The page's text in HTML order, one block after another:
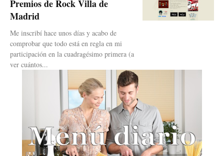
Premios de Rock Villa de
Madrid
Me inscribí hace unos días y acabo de
comprobar que todo está en regla en mi
participación en la cuadragésimo primera (a
ver cuántos...